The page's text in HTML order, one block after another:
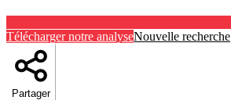
Télécharger notre analyseNouvelle recherche
Partager